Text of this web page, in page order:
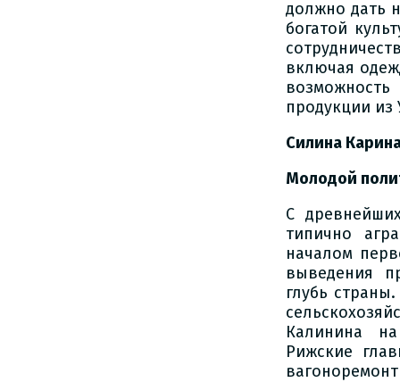
должно дать
богатой
включая
продукции из
Силина
Молодой
С
типично
началом
выведения
глубь
Калинина
Рижские